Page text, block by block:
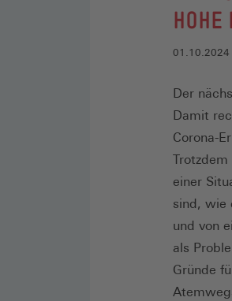
01.10.2024
Der
Damit
Corona-
einer
sind, wie
und von
als
Gründe